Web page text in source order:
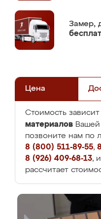
Замер,
Цена
Стоимость зависит
материалов
позвоните нам по
8 (800) 511-89-55,
8 (926) 409-68-13,
рассчитает